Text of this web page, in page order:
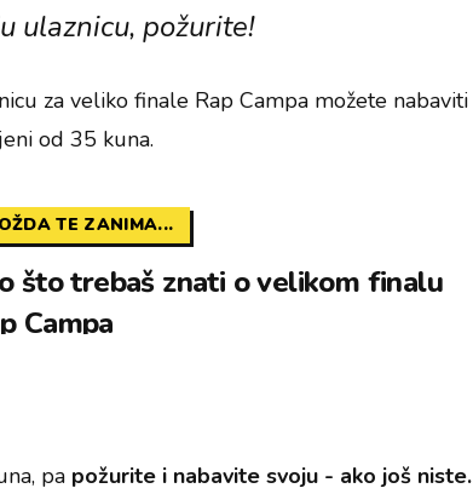
ulaznicu, požurite!
za veliko finale Rap Campa možete nabaviti
od 35 kuna.
TE ZANIMA...
što trebaš znati o velikom finalu
Campa
pa požurite i nabavite svoju - ako još niste.